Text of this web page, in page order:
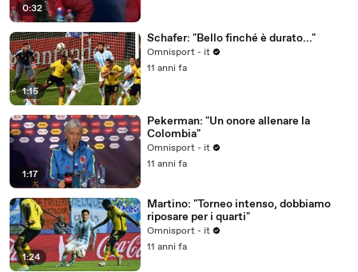
0:32
1:15
Schafer: "Bello finché è durato..."
Omnisport - it
11 anni fa
1:17
Pekerman: "Un onore allenare la
Colombia"
Omnisport - it
11 anni fa
1:24
Martino: "Torneo intenso, dobbiamo
riposare per i quarti"
Omnisport - it
11 anni fa